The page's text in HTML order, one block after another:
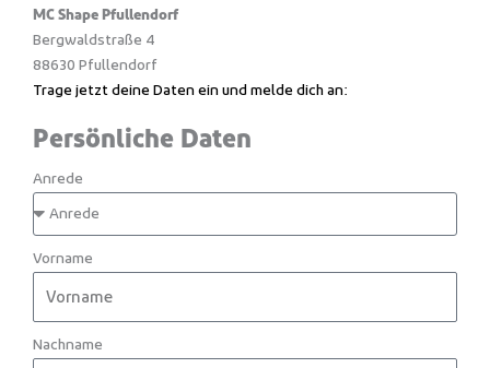
MC Shape Pfullendorf
Bergwaldstraße 4
88630 Pfullendorf
Trage jetzt deine Daten ein und melde dich an:
Persönliche Daten
Anrede
Vorname
Nachname